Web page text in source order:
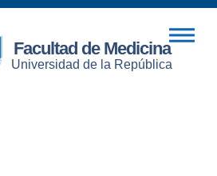
Facultad de Medicina
Universidad de la República